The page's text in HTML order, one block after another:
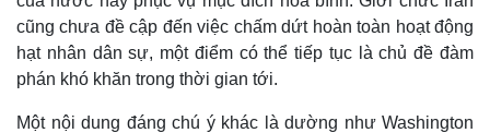
cũng chưa đề cập đến việc chấm dứt hoàn toàn hoạt động
hạt nhân dân sự, một điểm có thể tiếp tục là chủ đề đàm
phán khó khăn trong thời gian tới.
Một nội dung đáng chú ý khác là dường như Washington